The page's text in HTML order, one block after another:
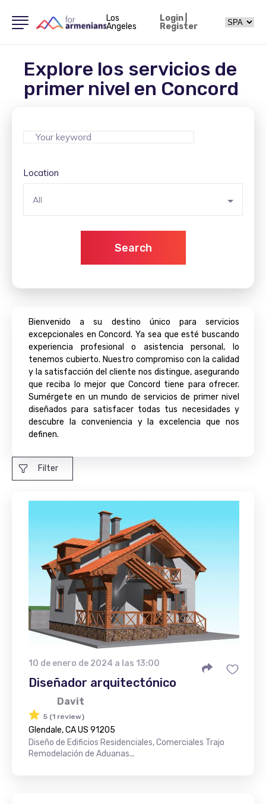
Los
Angeles
Login|
Register
Explore los servicios de
primer nivel en Concord
Location
All
Search
Bienvenido a su destino único para servicios
excepcionales en Concord. Ya sea que esté buscando
experiencia profesional o asistencia personal, lo
tenemos cubierto. Nuestro compromiso con la calidad
y la satisfacción del cliente nos distingue, asegurando
que reciba lo mejor que Concord tiene para ofrecer.
Sumérgete en un mundo de servicios de primer nivel
diseñados para satisfacer todas tus necesidades y
descubre la conveniencia y la excelencia que nos
definen.
Filter
10 de enero de 2024 a las 13:00
Diseñador arquitectónico
Davit
5 (1 review)
Glendale, CA US 91205
Diseño de Edificios Residenciales, Comerciales Trajo
Remodelación de Aduanas...